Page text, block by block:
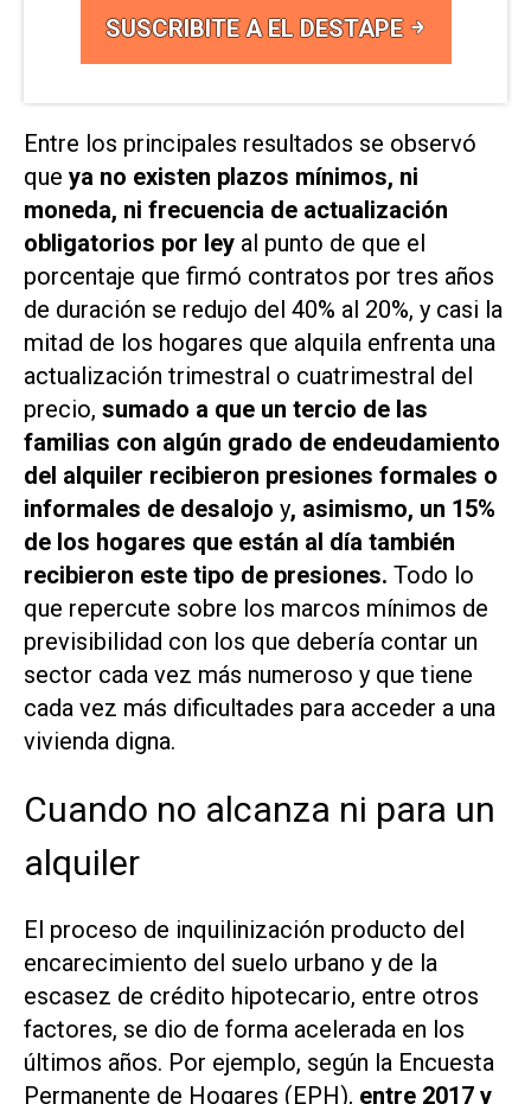
SUSCRIBITE A EL DESTAPE
Entre los principales resultados se observó
que ya no existen plazos mínimos, ni
moneda, ni frecuencia de actualización
obligatorios por ley al punto de que el
porcentaje que firmó contratos por tres años
de duración se redujo del 40% al 20%, y casi la
mitad de los hogares que alquila enfrenta una
actualización trimestral o cuatrimestral del
precio, sumado a que un tercio de las
familias con algún grado de endeudamiento
del alquiler recibieron presiones formales o
informales de desalojo y, asimismo, un 15%
de los hogares que están al día también
recibieron este tipo de presiones. Todo lo
que repercute sobre los marcos mínimos de
previsibilidad con los que debería contar un
sector cada vez más numeroso y que tiene
cada vez más dificultades para acceder a una
vivienda digna.
Cuando no alcanza ni para un
alquiler
El proceso de inquilinización producto del
encarecimiento del suelo urbano y de la
escasez de crédito hipotecario, entre otros
factores, se dio de forma acelerada en los
últimos años. Por ejemplo, según la Encuesta
Permanente de Hogares (EPH), entre 2017 y